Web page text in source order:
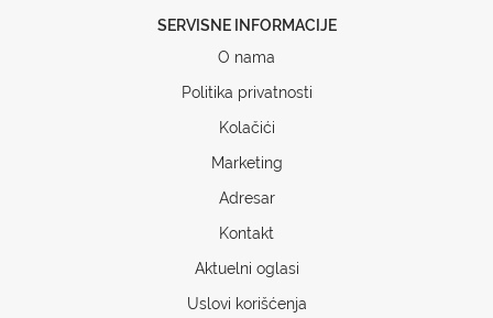
SERVISNE INFORMACIJE
O nama
Politika privatnosti
Kolačići
Marketing
Adresar
Kontakt
Aktuelni oglasi
Uslovi korišćenja